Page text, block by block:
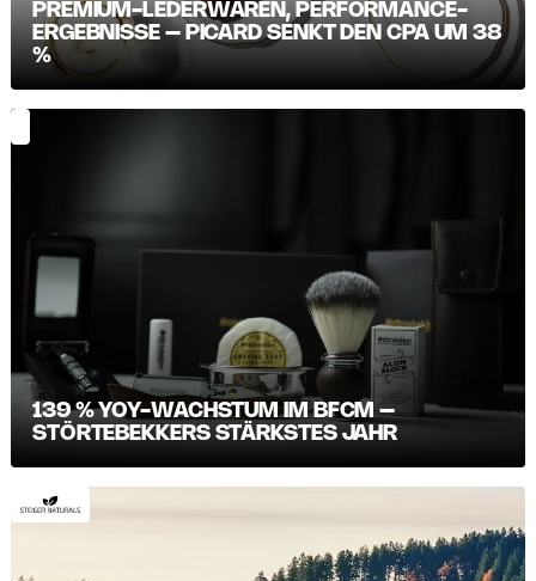
PREMIUM-LEDERWAREN, PERFORMANCE-
ERGEBNISSE – PICARD SENKT DEN CPA UM 38
%
139 % YOY-WACHSTUM IM BFCM –
STÖRTEBEKKERS STÄRKSTES JAHR